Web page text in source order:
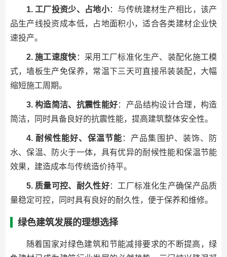
1. 工厂投资少、占地小：与传统建材生产相比，该产
品生产线投资成本低，占地面积小，适合各类建材企业快
速投产。
2. 施工速度快 ：采用工厂标准化生产、装配化施工模
式，墙板生产免保养，常温下三天可直接吊装装配，大幅
缩短施工周期。
3. 构造简洁、抗震性能好：产品结构设计合理，构造
简洁，同时具备良好的抗震性能，提高建筑整体安全性。
4. 耐候性能好、保温节能 ：产品集围护、装饰、防
水、保温、防火于一体，具有优异的耐候性能和保温节能
效果，建造成本与传统造价持平。
5. 质量可控、耐久性好：工厂标准化生产确保产品质
量稳定可控，同时具有良好的耐久性，便于保养和维修。
绿色建筑发展的理想选择
随着国家对绿色建筑和节能减排要求的不断提高，绿